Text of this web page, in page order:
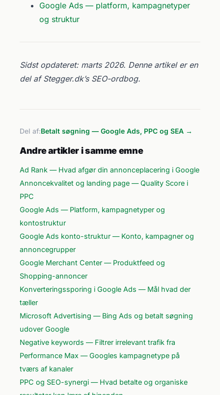
Google Ads — platform, kampagnetyper
og struktur
Sidst opdateret: marts 2026. Denne artikel er en
del af Stegger.dk’s SEO-ordbog.
Del af:Betalt søgning — Google Ads, PPC og SEA →
Andre artikler i samme emne
Ad Rank — Hvad afgør din annonceplacering i Google
Annoncekvalitet og landing page — Quality Score i
PPC
Google Ads — Platform, kampagnetyper og
kontostruktur
Google Ads konto-struktur — Konto, kampagner og
annoncegrupper
Google Merchant Center — Produktfeed og
Shopping-annoncer
Konverteringssporing i Google Ads — Mål hvad der
tæller
Microsoft Advertising — Bing Ads og betalt søgning
udover Google
Negative keywords — Filtrer irrelevant trafik fra
Performance Max — Googles kampagnetype på
tværs af kanaler
PPC og SEO-synergi — Hvad betalte og organiske